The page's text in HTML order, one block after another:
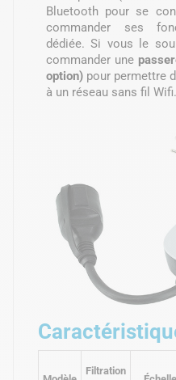
Bluetooth pour se
commander ses
dédiée. Si vous le
commander une
option) pour permettre
à un réseau sans fil Wifi.
Filtration